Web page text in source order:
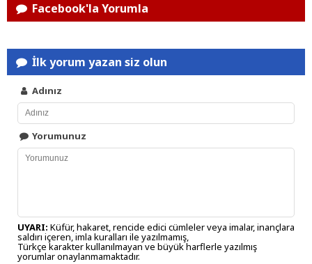
Facebook'la Yorumla
İlk yorum yazan siz olun
Adınız
Yorumunuz
UYARI: Küfür, hakaret, rencide edici cümleler veya imalar, inançlara
saldırı içeren, imla kuralları ile yazılmamış,
Türkçe karakter kullanılmayan ve büyük harflerle yazılmış
yorumlar onaylanmamaktadır.